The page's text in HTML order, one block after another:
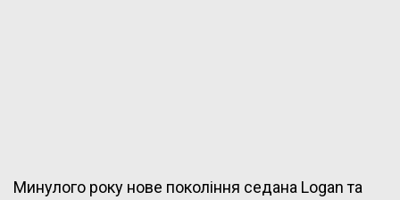
Минулого року нове покоління седана Logan та